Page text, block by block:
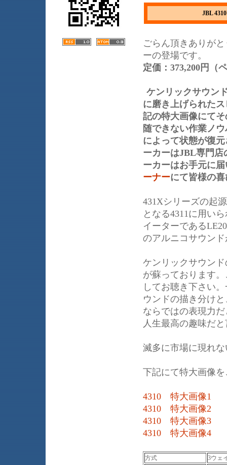
JBL
ごらん頂きありが
ーの登場です。
定価：373,200円（
ケンリックサウン
に磨き上げられた
記の特大画像にて
随できない作業ノ
によって状態が復
ーカーはJBL専門店
ーカーはお手元に
ーナーにて皆様の
431Xシリーズの起
となる4311に用い
イーターである
のアルニコサウン
ケンリックサウン
が蘇っております
してお聴き下さい
ウンドの描き分け
ならではの表現力
人生最高の趣味だ
滅多に市場に現れ
下記にて特大画像
4310 特大画像1
4310 特大画像2
4310 特大画像3
4310 特大画像4
方式
3ウェ